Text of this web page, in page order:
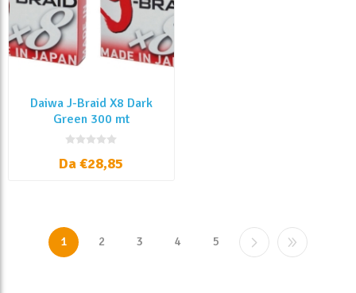
Daiwa J-Braid X8 Dark
Green 300 mt
Da €28,85
1 2 3 4 5